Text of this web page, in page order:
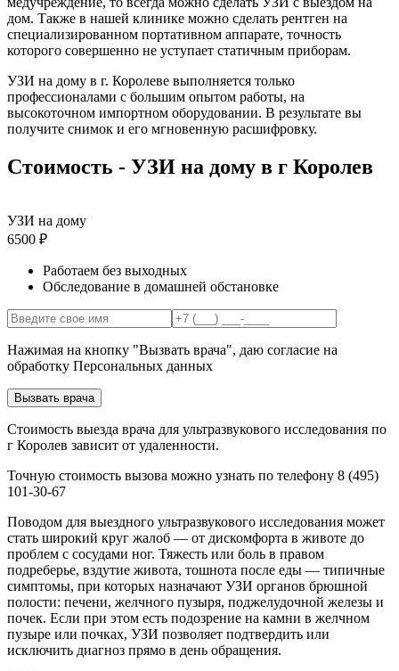
дом. Также в нашей клинике можно сделать рентген на
специализированном портативном аппарате, точность
которого совершенно не уступает статичным приборам.
УЗИ на дому в г. Королеве выполняется только
профессионалами с большим опытом работы, на
высокоточном импортном оборудовании. В результате вы
получите снимок и его мгновенную расшифровку.
Стоимость - УЗИ на дому в г Королев
УЗИ на дому
6500 ₽
Работаем без выходных
Обследование в домашней обстановке
Нажимая на кнопку "Вызвать врача", даю согласие на
обработку Персональных данных
Вызвать врача
Стоимость выезда врача для ультразвукового исследования по
г Королев зависит от удаленности.
Точную стоимость вызова можно узнать по телефону 8 (495)
101-30-67
Поводом для выездного ультразвукового исследования может
стать широкий круг жалоб — от дискомфорта в животе до
проблем с сосудами ног. Тяжесть или боль в правом
подреберье, вздутие живота, тошнота после еды — типичные
симптомы, при которых назначают УЗИ органов брюшной
полости: печени, желчного пузыря, поджелудочной железы и
почек. Если при этом есть подозрение на камни в желчном
пузыре или почках, УЗИ позволяет подтвердить или
исключить диагноз прямо в день обращения.